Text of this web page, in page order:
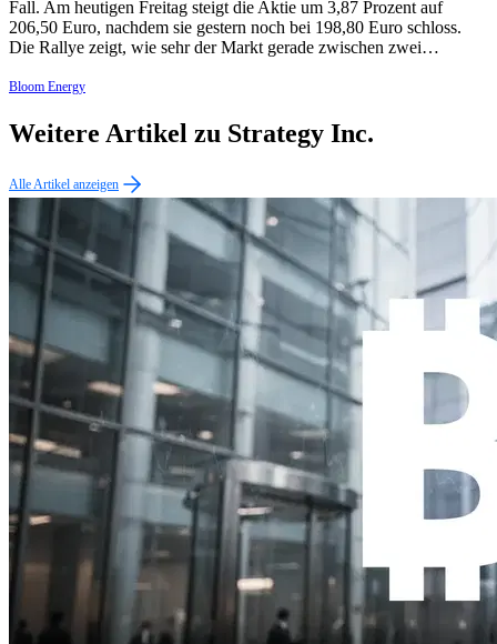
Fall. Am heutigen Freitag steigt die Aktie um 3,87 Prozent auf
206,50 Euro, nachdem sie gestern noch bei 198,80 Euro schloss.
Die Rallye zeigt, wie sehr der Markt gerade zwischen zwei…
Bloom Energy
Weitere Artikel zu Strategy Inc.
Alle Artikel anzeigen